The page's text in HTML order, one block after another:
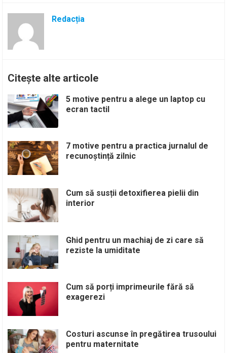
Redacția
Citește alte articole
5 motive pentru a alege un laptop cu
ecran tactil
7 motive pentru a practica jurnalul de
recunoștință zilnic
Cum să susții detoxifierea pielii din
interior
Ghid pentru un machiaj de zi care să
reziste la umiditate
Cum să porți imprimeurile fără să
exagerezi
Costuri ascunse în pregătirea trusoului
pentru maternitate